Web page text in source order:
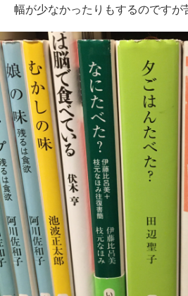
幅が少なかったりもするのですが